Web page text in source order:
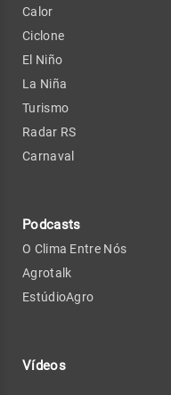
Calor
Ciclone
El Niño
La Niña
Turismo
Radar RS
Carnaval
Podcasts
O Clima Entre Nós
Agrotalk
EstúdioAgro
Vídeos